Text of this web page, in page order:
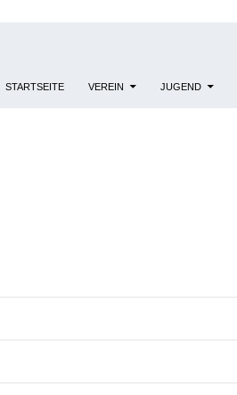
STARTSEITE VEREIN JUGEND